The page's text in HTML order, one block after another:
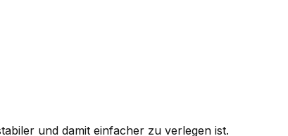
und damit einfacher zu verlegen ist.